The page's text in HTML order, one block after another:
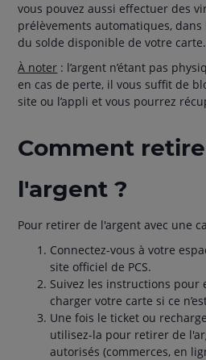
vous pouvez aussi effectuer des
prélèvements automatiques,
du solde disponible de votre carte.
À noter : l’argent n’étant pas
en cas de perte, il vous suffit de
site ou l’appli et vous pourrez
Comment
l'argent ?
Pour retirer de l'argent avec une
Connectez-vous à votre
site officiel de PCS.
Suivez les instructions pour
charger votre carte si ce
Une fois le ticket ou
utilisez-la pour retirer de
autorisés (commerces, en